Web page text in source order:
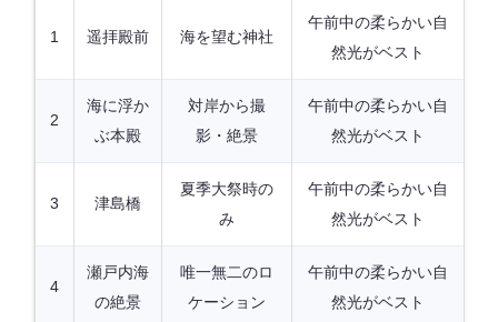
1 遥拝殿前 海を望む神社
午前中の柔らかい自
然光がベスト
2
海に浮か
ぶ本殿
対岸から撮
影・絶景
午前中の柔らかい自
然光がベスト
3 津島橋
夏季大祭時の
み
午前中の柔らかい自
然光がベスト
4
瀬戸内海
の絶景
唯一無二のロ
ケーション
午前中の柔らかい自
然光がベスト